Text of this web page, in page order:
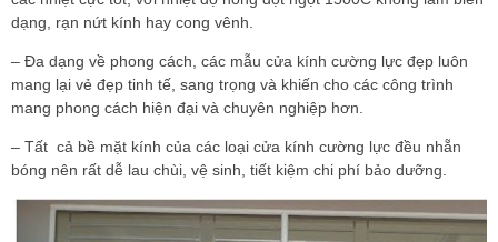
dạng, rạn nứt kính hay cong vênh.
– Đa dạng về phong cách, các mẫu cửa kính cường lực đẹp luôn
mang lại vẻ đẹp tinh tế, sang trọng và khiến cho các công trình
mang phong cách hiện đại và chuyên nghiệp hơn.
– Tất cả bề mặt kính của các loại cửa kính cường lực đều nhẵn
bóng nên rất dễ lau chùi, vệ sinh, tiết kiệm chi phí bảo dưỡng.